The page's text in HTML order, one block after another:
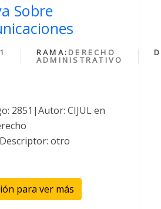
Sobre
RAMA: DERECHO
ADMINISTRATIVO
2851|Autor: CIJUL en
otro
para ver más